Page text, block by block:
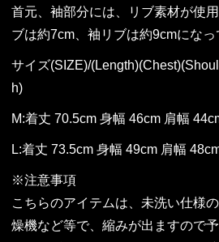
首元、袖部分には、リブ素材が使
ブは約7cm、袖リブは約9cmになっ
サイズ(SIZE)/
h)
M:着丈 70.5cm 身幅 46cm 肩幅
L:着丈 73.5cm 身幅 49cm 肩幅
※注意事項
こちらのアイテムは、未洗い仕様
燥機など等で、縮みが出ますので予